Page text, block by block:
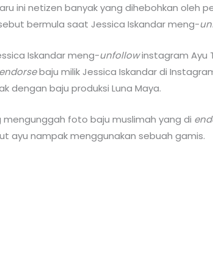
ini netizen banyak yang dihebohkan oleh
bermula saat Jessica Iskandar meng-
Iskandar meng-unfollowinstagram Ayu
endorsebaju milik Jessica Iskandar di
dengan baju produksi Luna Maya.
mengunggah foto baju muslimah yang di
ayu nampak menggunakan sebuah gamis.